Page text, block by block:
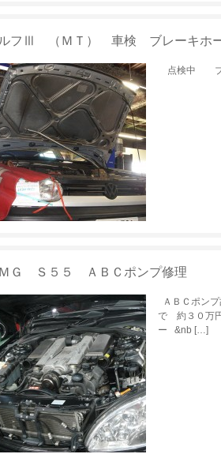
フⅢ （ＭＴ） 車検 ブレーキホ
点検中
Ｇ Ｓ５５ ＡＢＣポンプ修理
ＡＢＣポン
で 約３０万
ー &nb […]